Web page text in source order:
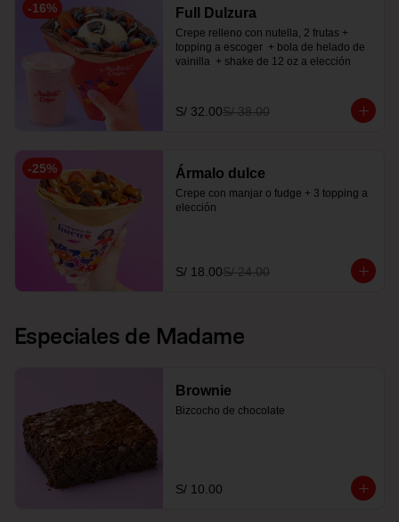
-16% Full Dulzura
Crepe relleno con nutella, 2 frutas +
topping a escoger  + bola de helado de
vainilla  + shake de 12 oz a elección
S/ 32.00S/ 38.00
-25% Ármalo dulce
Crepe con manjar o fudge + 3 topping a
elección
S/ 18.00S/ 24.00
Especiales de Madame
Brownie
Bizcocho de chocolate
S/ 10.00